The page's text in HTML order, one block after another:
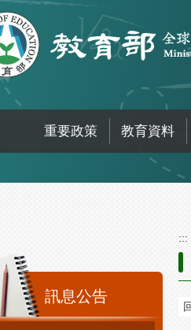
重要政策 教育資料
訊息公告
:::